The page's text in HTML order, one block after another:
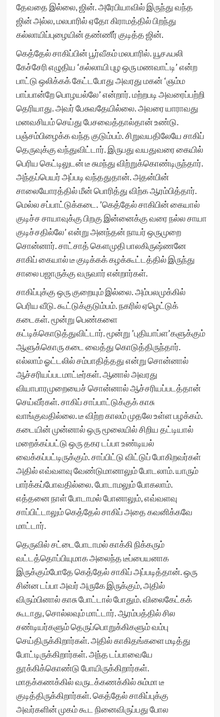
தேவதை இல்லை, ஜின். அரேபியாவில் இருந்து வந்த
ஜின் அல்ல, மலபாரில் ஏதோ கிராமத்தில் பிறந்து
கல்லாயிப்புழையின் தண்ணீர் குடித்த ஜின்.
கெத்தேல் சாகிப்பின் பூர்வீகம் மலபாரில். யூசஃபலி
கேச்சேரி எழுதிய ‘கல்லாயி புழ ஒரு மணவாட்டி’ என்ற
பாட்டு ஒலிக்கக் கேட்டபோது அவரது மகன் ‘ஞம்ம
பாப்பான்றே பொழயல்லே’ என்றார். மற்றபடி அவரைப்பற்றி
தெரியாது. அவர் பேசுவதேயில்லை. அவரை யாராவது
மனவசியம் செய்து பேசவைத்தால்தான் உண்டு.
பஞ்சம்பிழைக்க வந்த குடும்பம். சிறுவயதிலேயே சாகிப்
தெருவுக்கு வந்துவிட்டார். இருபது வயதுவரை கையில்
பெரிய கெட்டிலுடன் டீ சுமந்து விற்றுக்கொண்டிருந்தார்.
அந்தப்பெயர் அப்படி வந்ததுதான். அதன்பின்
சாலையோரத்தில் மீன் பொரித்து விற்க ஆரம்பித்தார்.
மெல்ல சப்பாட்டுக்கடை. ’கெத்தேல் சாகிபின் கையால்
குடிச்ச சாயாவுக்கு பிறகு இன்னைக்கு வரை நல்ல சாயா
குடிச்சதில்லே’ என்று அனந்தன் நாயர் ஒருமுறை
சொன்னார். சாட்சாத் கௌமுதி பாலகிருஷ்ணனே
சாகிப் கையால் டீ குடிக்கக் கழக்கூட்டத்தில் இருந்து
சாலை பஜாருக்கு வருவார் என்றார்கள்.
சாகிப்புக்கு ஒரு குறையும் இல்லை. அம்பலமுக்கில்
பெரிய வீடு. கூட்டுக்குடும்பம். நகரில் ஏழெட்டுக்
கடைகள். மூன்று பெண்களை
கட்டிக்கொடுத்துவிட்டார். மூன்று ’புதியாப்ள’களுக்கும்
ஆளுக்கொரு கடை வைத்து கொடுத்திருந்தார்.
எல்லாம் ஓட்டலில் சம்பாதித்தது என்று சொன்னால்
ஆச்சரியப்படமாட்டீர்கள். ஆனால் அவரது
வியாபாரமுறையைச் சொன்னால் ஆச்சரியப்படத்தான்
செய்வீர்கள். சாகிப் சாப்பாட்டுக்குக் காசு
வாங்குவதில்லை. டீ விற்ற காலம் முதலே உள்ள பழக்கம்.
கடையின் முன்னால் ஒரு மூலையில் சிறிய தட்டியால்
மறைக்கப்பட்டு ஒரு தகர டப்பா உண்டியல்
வைக்கப்பட்டிருக்கும். சாப்பிட்டு விட்டுப் போகிறவர்கள்
அதில் எவ்வளவு வேண்டுமானாலும் போடலாம். யாரும்
பார்க்கப்போவதில்லை. போடாமலும் போகலாம்.
எத்தனை நாள் போடாமல் போனாலும், எவ்வளவு
சாப்பிட்டாலும் கெத்தேல் சாகிப் அதை கவனிக்கவே
மாட்டார்.
தெருவில் சட்டைபோடாமல் காக்கி நிக்கரும்
வட்டத்தொப்பியுமாக அலைந்த டீப்பையனாக
இருக்கும்போதே கெத்தேல் சாகிப் அப்படித்தான். ஒரு
சின்ன டப்பா அவர் அருகே இருக்கும், அதில்
விரும்பினால் காசு போட்டால் போதும். விலைகேட்கக்
கூடாது, சொல்லவும் மாட்டார். ஆரம்பத்தில் சில
சண்டியர்களும் தெருப்பொறுக்கிகளும் வம்பு
செய்திருக்கிறார்கள். அதில் காகிதங்களை மடித்து
போட்டிருக்கிறார்கள். அந்த டப்பாவையே
தூக்கிக்கொண்டு போயிருக்கிறார்கள்.
மாதக்கணக்கில் வருடக்கணக்கில் சும்மா டீ
குடித்திருக்கிறார்கள். கெத்தேல் சாகிப்புக்கு
அவர்களின் முகம் கூட நினைவிருப்பது போல